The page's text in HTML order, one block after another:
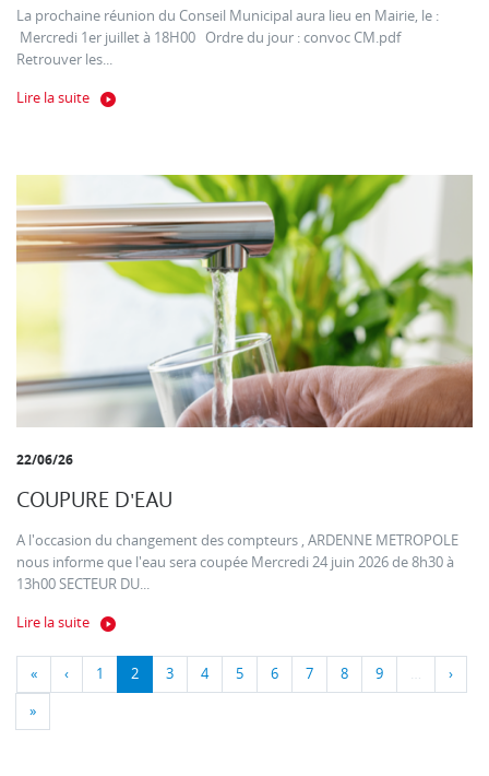
La prochaine réunion du Conseil Municipal aura lieu en Mairie, le :
Mercredi 1er juillet à 18H00 Ordre du jour : convoc CM.pdf
Retrouver les...
Lire la suite
22/06/26
COUPURE D'EAU
A l'occasion du changement des compteurs , ARDENNE METROPOLE
nous informe que l'eau sera coupée Mercredi 24 juin 2026 de 8h30 à
13h00 SECTEUR DU...
Lire la suite
« ‹ 1 2 3 4 5 6 7 8 9 … ›
»